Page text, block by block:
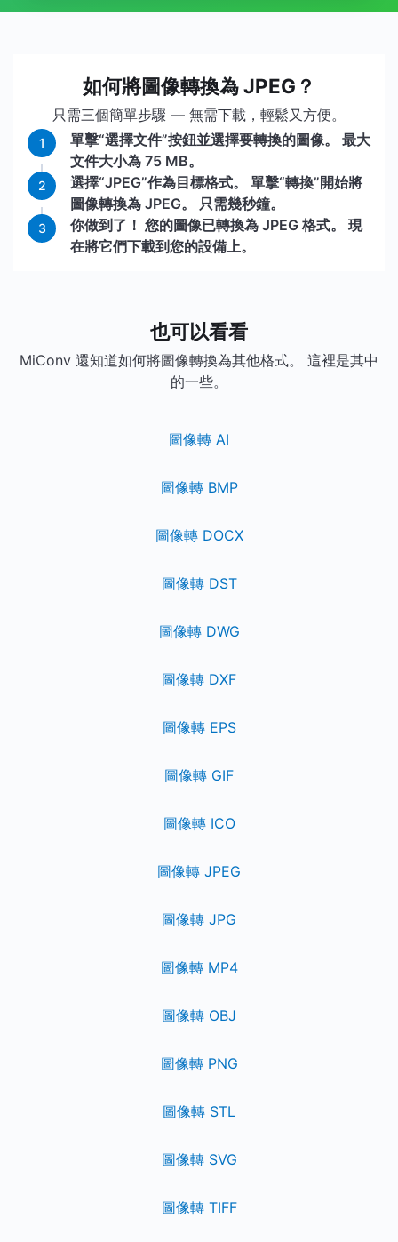
如何將圖像轉換為 JPEG？
只需三個簡單步驟 — 無需下載，輕鬆又方便。
1
單擊“選擇文件”按鈕並選擇要轉換的圖像。 最大
文件大小為 75 MB。
2
選擇“JPEG”作為目標格式。 單擊“轉換”開始將
圖像轉換為 JPEG。 只需幾秒鐘。
3
你做到了！ 您的圖像已轉換為 JPEG 格式。 現
在將它們下載到您的設備上。
也可以看看
MiConv 還知道如何將圖像轉換為其他格式。 這裡是其中
的一些。
圖像轉 AI
圖像轉 BMP
圖像轉 DOCX
圖像轉 DST
圖像轉 DWG
圖像轉 DXF
圖像轉 EPS
圖像轉 GIF
圖像轉 ICO
圖像轉 JPEG
圖像轉 JPG
圖像轉 MP4
圖像轉 OBJ
圖像轉 PNG
圖像轉 STL
圖像轉 SVG
圖像轉 TIFF